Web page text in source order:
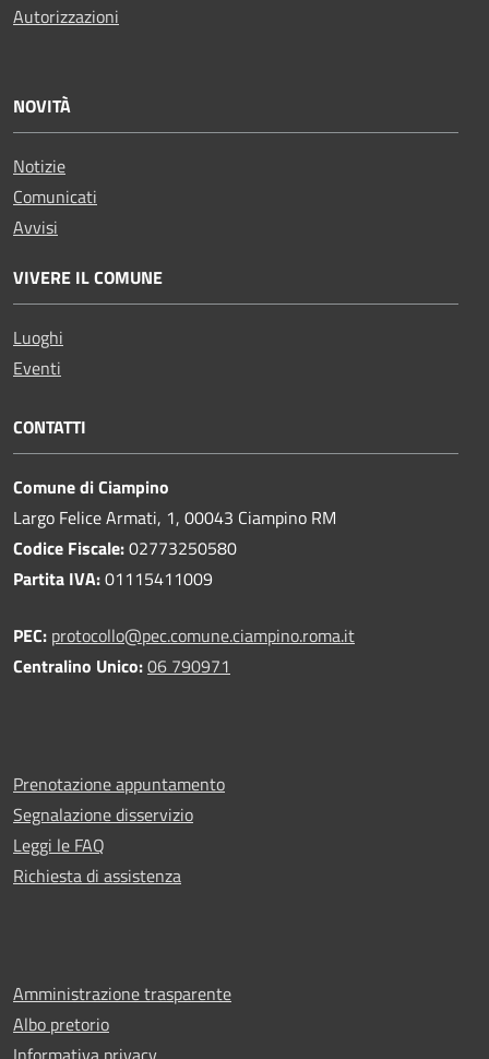
Autorizzazioni
NOVITÀ
Notizie
Comunicati
Avvisi
VIVERE IL COMUNE
Luoghi
Eventi
CONTATTI
Comune di Ciampino
Largo Felice Armati, 1, 00043 Ciampino RM
Codice Fiscale:02773250580
Partita IVA:01115411009
PEC: protocollo@pec.comune.ciampino.roma.it
Centralino Unico:06 790971
Prenotazione appuntamento
Segnalazione disservizio
Leggi le FAQ
Richiesta di assistenza
Amministrazione trasparente
Albo pretorio